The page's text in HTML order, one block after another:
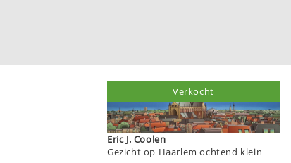
Eric J. Coolen
Gezicht op Haarlem ochtend klein
Verkocht